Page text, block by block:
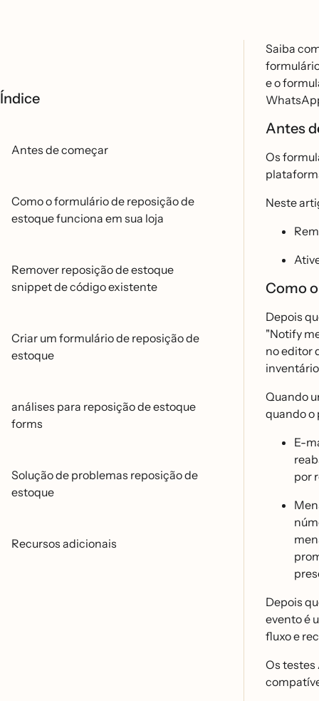
Índice
Antes de começar
Como o formulário de reposição de
estoque funciona em sua loja
Remover reposição de estoque
snippet de código existente
Criar um formulário de reposição de
estoque
análises para reposição de estoque
forms
Solução de problemas reposição de
estoque
Recursos adicionais
Saiba
e o
Antes
Os
Neste
Como
Depois
"Notify
no editor
Quando
quando o
E-
por
Depois
evento é
fluxo e
Os testes